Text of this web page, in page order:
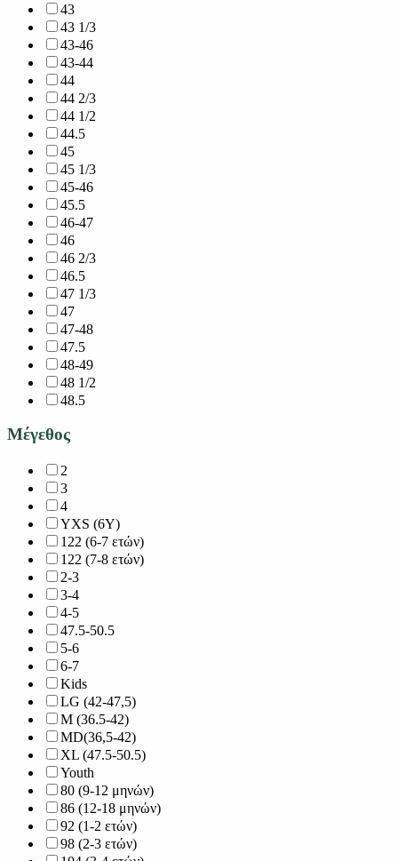
43
43 1/3
43-46
43-44
44
44 2/3
44 1/2
44.5
45
45 1/3
45-46
45.5
46-47
46
46 2/3
46.5
47 1/3
47
47-48
47.5
48-49
48 1/2
48.5
Μέγεθος
2
3
4
YXS (6Y)
122 (6-7 ετών)
122 (7-8 ετών)
2-3
3-4
4-5
47.5-50.5
5-6
6-7
Kids
LG (42-47,5)
M (36.5-42)
MD(36,5-42)
XL (47.5-50.5)
Youth
80 (9-12 μηνών)
86 (12-18 μηνών)
92 (1-2 ετών)
98 (2-3 ετών)